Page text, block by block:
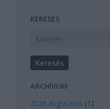
KERESÉS
ARCHÍVUM
2026 augusztus (1 )